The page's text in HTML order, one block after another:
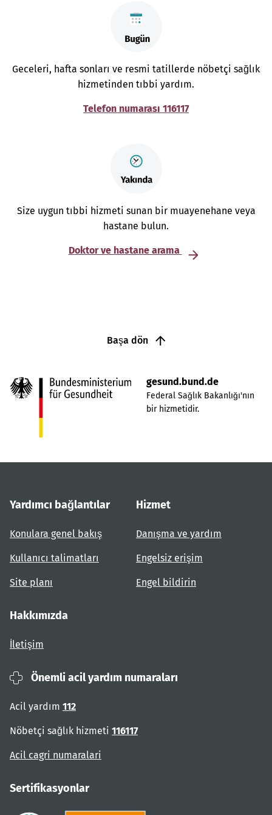
Geceleri, hafta sonları ve resmi tatillerde nöbetçi sağlık
hizmetinden tıbbi yardım.
Telefon numarası 116117
Size uygun tıbbi hizmeti sunan bir muayenehane veya
hastane bulun.
Doktor ve hastane arama
Başa dön
gesund.bund.de
Federal Sağlık Bakanlığı'nın
bir hizmetidir.
Yardımcı bağlantılar
Konulara genel bakış
Kullanıcı talimatları
Site planı
Hizmet
Danışma ve yardım
Engelsiz erişim
Engel bildirin
Hakkımızda
İletişim
Önemli acil yardım numaraları
Acil yardım 112
Nöbetçi sağlık hizmeti 116117
Acil cagri numaralari
Sertifikasyonlar